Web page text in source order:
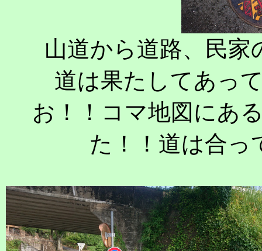
山道から道路、民
道は果たしてあっ
お！！コマ地図にあ
た！！道は合っ